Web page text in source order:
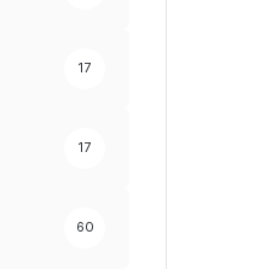
17
17
60